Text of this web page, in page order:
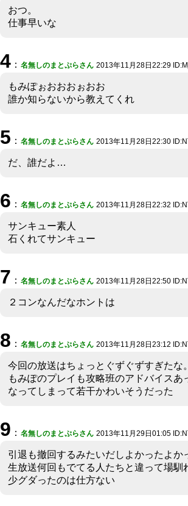
おつ。
仕事早いな
4 ： 名無しのまとぷらさん 2013年11月28日22:29
もみぽぉおおおぉおお
誰か知らないから教えてくれ
5 ： 名無しのまとぷらさん 2013年11月28日22:30
だ、誰だよ…
6 ： 名無しのまとぷらさん 2013年11月28日22:32
サンキュー素人
石くれてサンキュー
7 ： 名無しのまとぷらさん 2013年11月28日22:50
２コンなんだなホントは
8 ： 名無しのまとぷらさん 2013年11月28日23:12
今回の放送はちょっとぐずぐずすぎたな。
もみぽのプレイも攻略班のアドバイスあ
なってしまって若干かわいそうだった
9 ： 名無しのまとぷらさん 2013年11月29日01:05
引退も撤回するみたいだしよかったよか
生放送何回もでてる人たちと違って場馴
少グダったのは仕方ない